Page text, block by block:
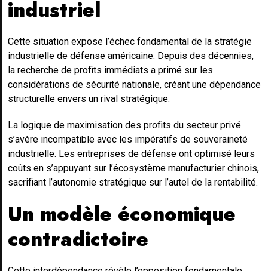
industriel
Cette situation expose l’échec fondamental de la stratégie
industrielle de défense américaine. Depuis des décennies,
la recherche de profits immédiats a primé sur les
considérations de sécurité nationale, créant une dépendance
structurelle envers un rival stratégique.
La logique de maximisation des profits du secteur privé
s’avère incompatible avec les impératifs de souveraineté
industrielle. Les entreprises de défense ont optimisé leurs
coûts en s’appuyant sur l’écosystème manufacturier chinois,
sacrifiant l’autonomie stratégique sur l’autel de la rentabilité.
Un modèle économique
contradictoire